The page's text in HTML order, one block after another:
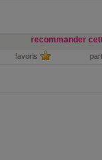
recommander
favoris